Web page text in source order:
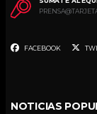
FACEBOOK
NOTICIAS